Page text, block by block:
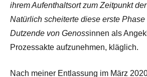
ihrem Aufenthaltsort zum Zeitpunkt
Natürlich scheiterte diese erste Phase
Dutzende von Genossinnen als
Prozessakte aufzunehmen, kläglich.
Nach meiner Entlassung im März